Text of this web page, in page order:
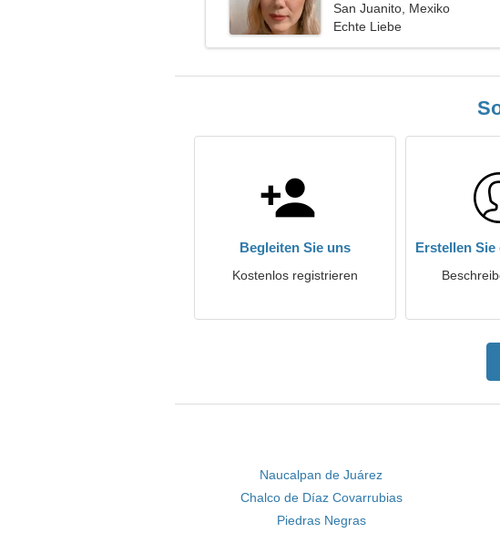
Campingfreund
San Juanito, Mexiko
Echte Liebe
Begleiten Sie uns
Kostenlos registrieren
Erstellen Sie
Naucalpan de Juárez
Chalco de Díaz Covarrubias
Piedras Negras